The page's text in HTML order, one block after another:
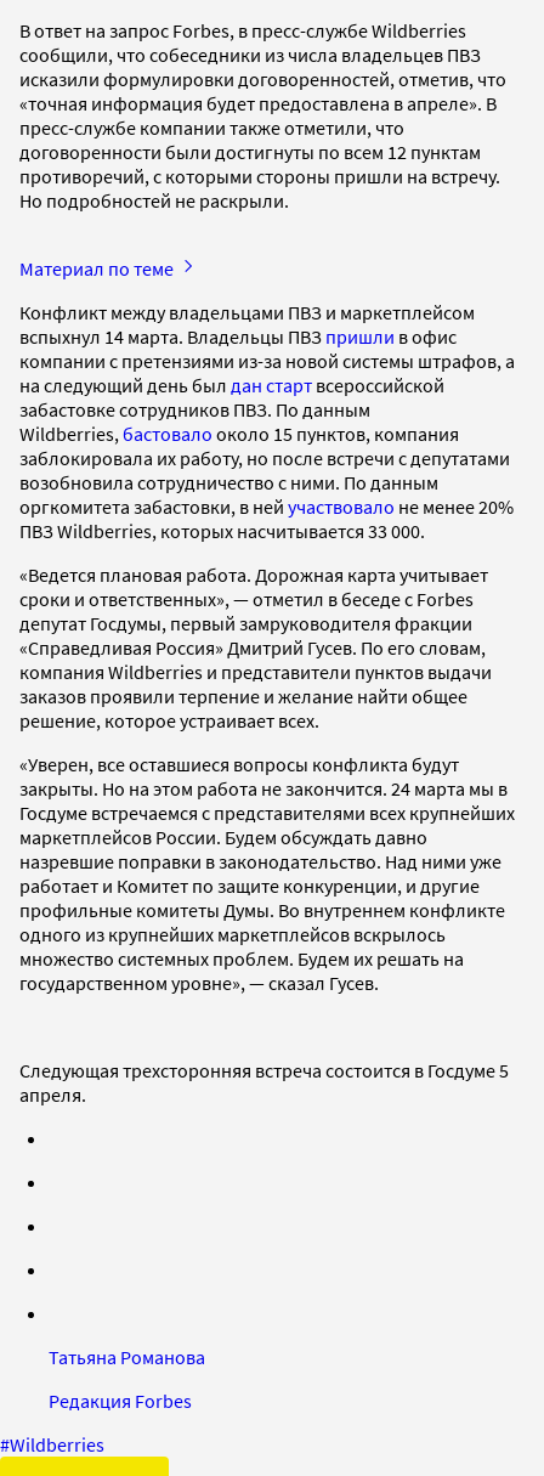
В ответ на запрос Forbes, в пресс-службе Wildberries
сообщили, что собеседники из числа владельцев ПВЗ
исказили формулировки договоренностей, отметив, что
«точная информация будет предоставлена в апреле». В
пресс-службе компании также отметили, что
договоренности были достигнуты по всем 12 пунктам
противоречий, с которыми стороны пришли на встречу.
Но подробностей не раскрыли.
Материал по теме
Конфликт между владельцами ПВЗ и маркетплейсом
вспыхнул 14 марта. Владельцы ПВЗ пришли в офис
компании с претензиями из-за новой системы штрафов, а
на следующий день был дан старт всероссийской
забастовке сотрудников ПВЗ. По данным
Wildberries, бастовало около 15 пунктов, компания
заблокировала их работу, но после встречи с депутатами
возобновила сотрудничество с ними. По данным
оргкомитета забастовки, в ней участвовало не менее 20%
ПВЗ Wildberries, которых насчитывается 33 000.
«Ведется плановая работа. Дорожная карта учитывает
сроки и ответственных», — отметил в беседе с Forbes
депутат Госдумы, первый замруководителя фракции
«Справедливая Россия» Дмитрий Гусев. По его словам,
компания Wildberries и представители пунктов выдачи
заказов проявили терпение и желание найти общее
решение, которое устраивает всех.
«Уверен, все оставшиеся вопросы конфликта будут
закрыты. Но на этом работа не закончится. 24 марта мы в
Госдуме встречаемся с представителями всех крупнейших
маркетплейсов России. Будем обсуждать давно
назревшие поправки в законодательство. Над ними уже
работает и Комитет по защите конкуренции, и другие
профильные комитеты Думы. Во внутреннем конфликте
одного из крупнейших маркетплейсов вскрылось
множество системных проблем. Будем их решать на
государственном уровне», — сказал Гусев.
Следующая трехсторонняя встреча состоится в Госдуме 5
апреля.
Татьяна Романова
Редакция Forbes
#Wildberries